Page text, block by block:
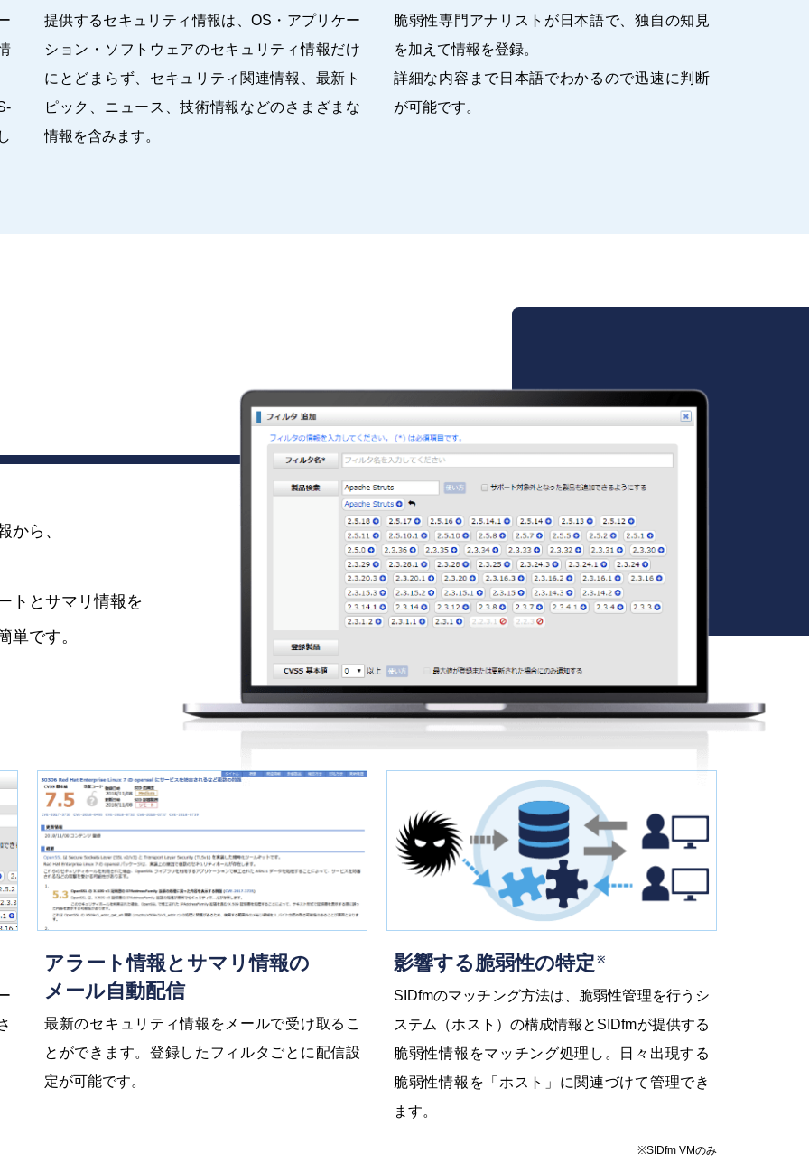
提供するセキュリティ情報は、OS・アプリケー
ション・ソフトウェアのセキュリティ情報だけ
にとどまらず、セキュリティ関連情報、最新ト
ピック、ニュース、技術情報などのさまざまな
情報を含みます。
脆弱性専門アナリストが日本語で、独自の知見
を加えて情報を登録。
詳細な内容まで日本語でわかるので迅速に判断
が可能です。
から、
トとサマリ情報を
単です。
アラート情報とサマリ情報の
メール自動配信
最新のセキュリティ情報をメールで受け取るこ
とができます。登録したフィルタごとに配信設
定が可能です。
影響する脆弱性の特定 ※
SIDfmのマッチング方法は、脆弱性管理を行うシ
ステム（ホスト）の構成情報とSIDfmが提供する
脆弱性情報をマッチング処理し。日々出現する
脆弱性情報を「ホスト」に関連づけて管理でき
ます。
※SIDfm VMのみ